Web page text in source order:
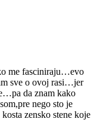
me fasciniraju…evo
sve o ovoj rasi…jer
da znam kako
nego sto je
zensko stene koje